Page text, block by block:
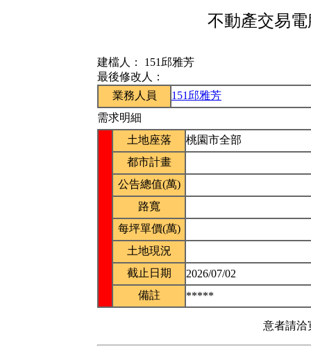
不動產交易
建檔人： 151邱雅芳
最後修改人：
業務人員
151邱雅芳
需求明細
土地座落
桃園市全部
都市計畫
公告總值(萬)
路寬
每坪單價(萬)
土地現況
截止日期
2026/07/02
備註
*****
意者請洽